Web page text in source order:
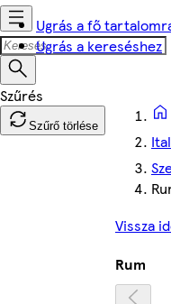
Ugrás a fő
Ugrás a kereséshez
Szűrő törlése
Vissza
Rum